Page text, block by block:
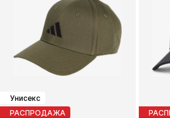
Унисекс
РАСПРОДАЖА